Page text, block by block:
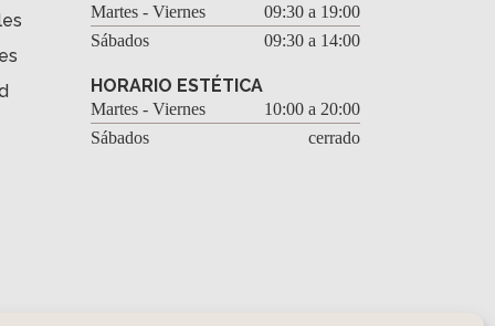
Martes - Viernes
09:30 a 19:00
Sábados
09:30 a 14:00
HORARIO ESTÉTICA
Martes - Viernes
10:00 a 20:00
Sábados
cerrado